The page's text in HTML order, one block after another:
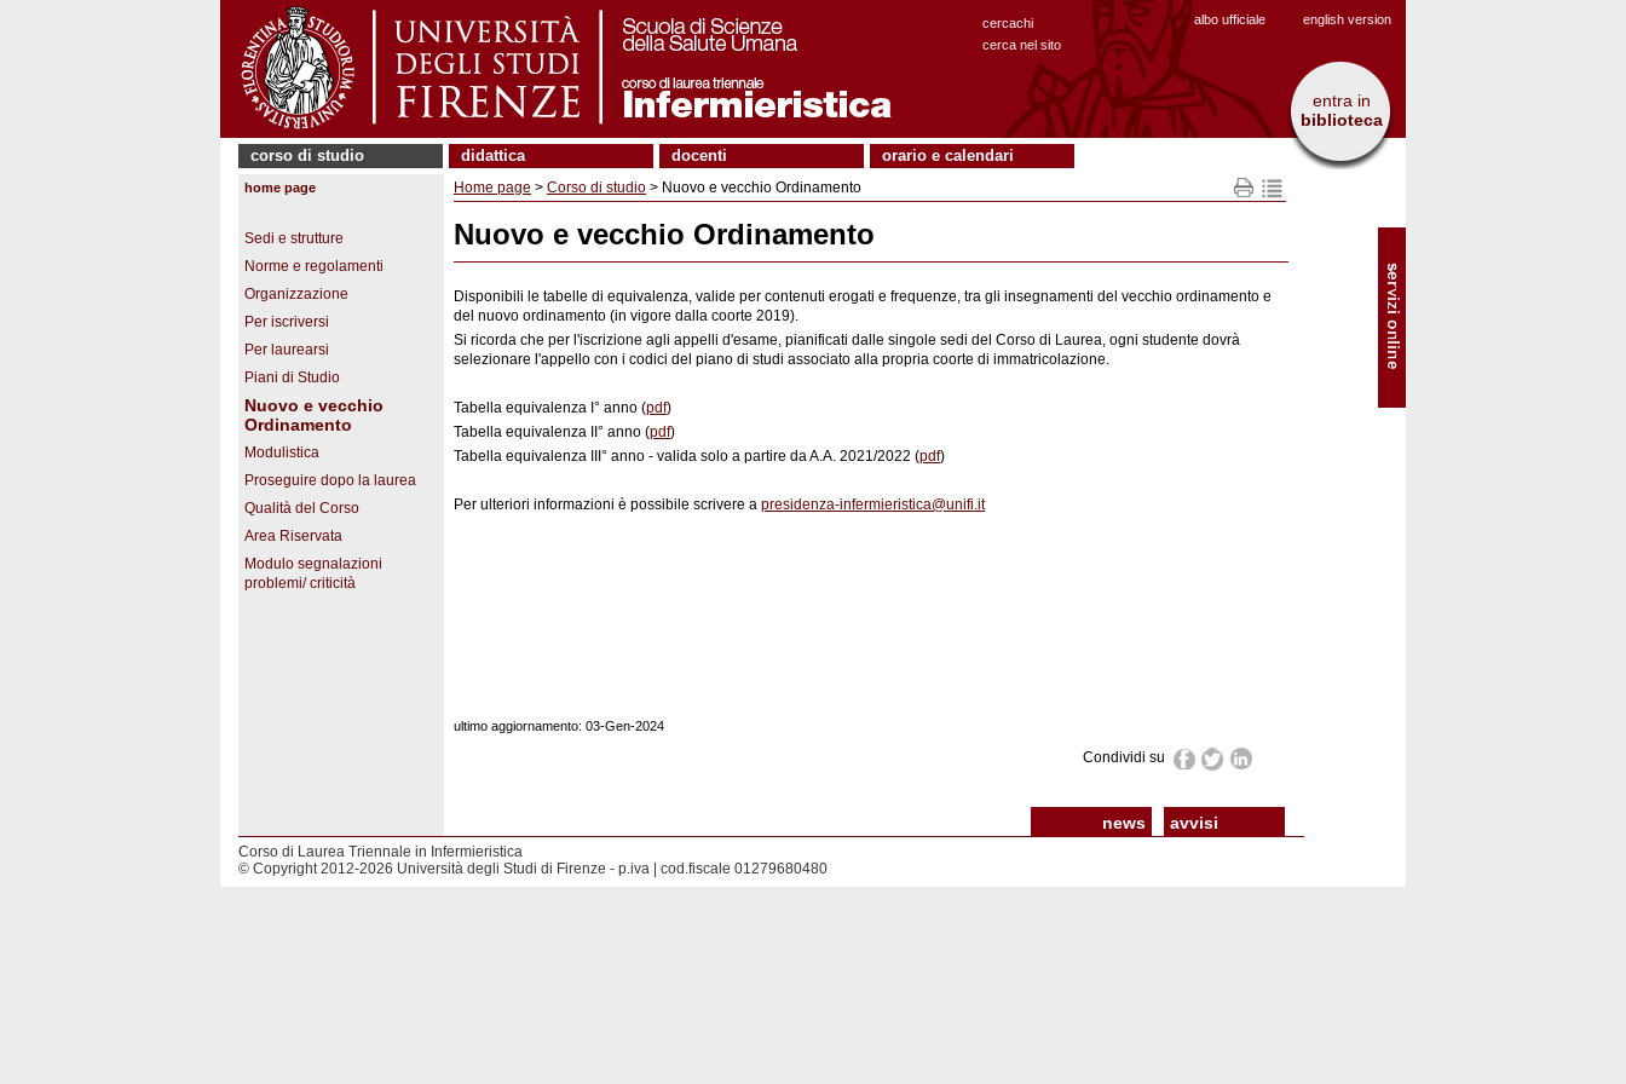
english version
entra in
biblioteca
albo ufficiale
cercachi
cerca nel sito
Servizi
online
corso di studio didattica docenti orario e calendari
home page
Sedi e strutture
Norme e regolamenti
Organizzazione
Per iscriversi
Per laurearsi
Piani di Studio
Nuovo e vecchio
Ordinamento
Modulistica
Proseguire dopo la laurea
Qualità del Corso
Area Riservata
Modulo segnalazioni
problemi/ criticità
Home page > Corso di studio > Nuovo e vecchio Ordinamento
Nuovo e vecchio Ordinamento
Disponibili le tabelle di equivalenza, valide per contenuti erogati e frequenze, tra gli insegnamenti del vecchio ordinamento e
del nuovo ordinamento (in vigore dalla coorte 2019).
Si ricorda che per l'iscrizione agli appelli d'esame, pianificati dalle singole sedi del Corso di Laurea, ogni studente dovrà
selezionare l'appello con i codici del piano di studi associato alla propria coorte di immatricolazione.
Tabella equivalenza I° anno (pdf)
Tabella equivalenza II° anno (pdf)
Tabella equivalenza III° anno - valida solo a partire da A.A. 2021/2022 (pdf)
Per ulteriori informazioni è possibile scrivere a presidenza-infermieristica@unifi.it
ultimo aggiornamento: 03-Gen-2024
Condividi su
news avvisi
Corso di Laurea Triennale in Infermieristica
© Copyright 2012-2026 Università degli Studi di Firenze - p.iva | cod.fiscale 01279680480